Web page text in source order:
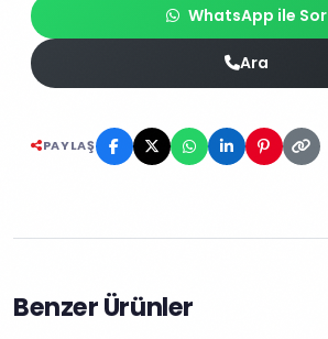
WhatsApp ile Sor
Ara
PAYLAŞ
Benzer Ürünler